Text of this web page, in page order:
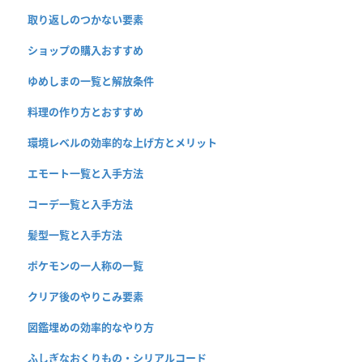
取り返しのつかない要素
ショップの購入おすすめ
ゆめしまの一覧と解放条件
料理の作り方とおすすめ
環境レベルの効率的な上げ方とメリット
エモート一覧と入手方法
コーデ一覧と入手方法
髪型一覧と入手方法
ポケモンの一人称の一覧
クリア後のやりこみ要素
図鑑埋めの効率的なやり方
ふしぎなおくりもの・シリアルコード